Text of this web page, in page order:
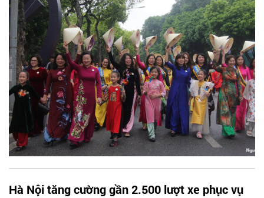
Hà Nội tăng cường gần 2.500 lượt xe phục vụ